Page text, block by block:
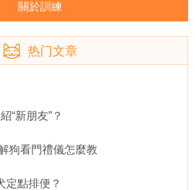
關於訓練
热门文章
“新朋友”？
狗看門禮儀怎麼教
定點排便？